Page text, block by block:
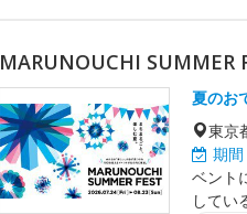
MARUNOUCHI SUMMER
夏のお
東京
期間
ベント
してい